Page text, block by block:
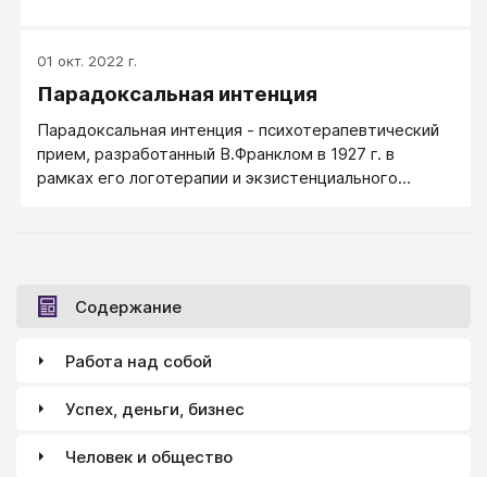
01 окт. 2022 г.
Парадоксальная интенция
Парадоксальная интенция - психотерапевтический
прием, разработанный В.Франклом в 1927 г. в
рамках его логотерапии и экзистенциального
Содержание
Работа над собой
Успех, деньги, бизнес
Человек и общество